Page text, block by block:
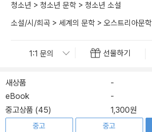
청소년 > 청소년 문학 > 청소년 소설
소설/시/희곡 > 세계의 문학 > 오스트리아문학
선물하기
새상품
-
eBook
-
중고상품 (45) 1,300원
중고
중고